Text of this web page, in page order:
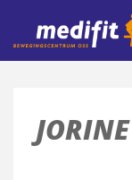
Naam*
Home > Praktijk